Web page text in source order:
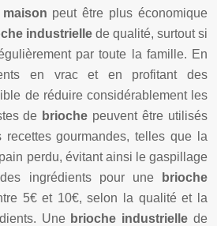
peut être plus économique
industrielle de qualité, surtout si
par toute la famille. En
en vrac et en profitant des
de réduire considérablement les
de brioche peuvent être utilisés
recettes gourmandes, telles que la
perdu, évitant ainsi le gaspillage
ingrédients pour une
brioche
5€ et 10€, selon la qualité et la
Une brioche industriellede